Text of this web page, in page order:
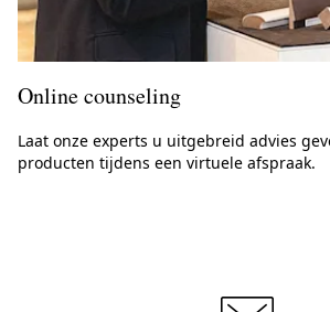
Online counseling
Laat onze experts u uitgebreid advies
producten tijdens een virtuele afspraak.